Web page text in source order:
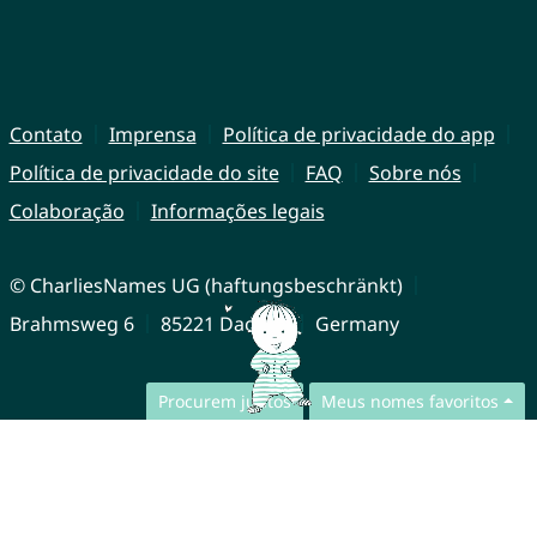
Procurem juntos Meus nomes favoritos
Contato Imprensa
Política de privacidade do app
Política de privacidade do site
FAQ
Sobre nós
Colaboração
Informações legais
© CharliesNames UG (haftungsbeschränkt)
Brahmsweg 6
85221 Dachau Germany